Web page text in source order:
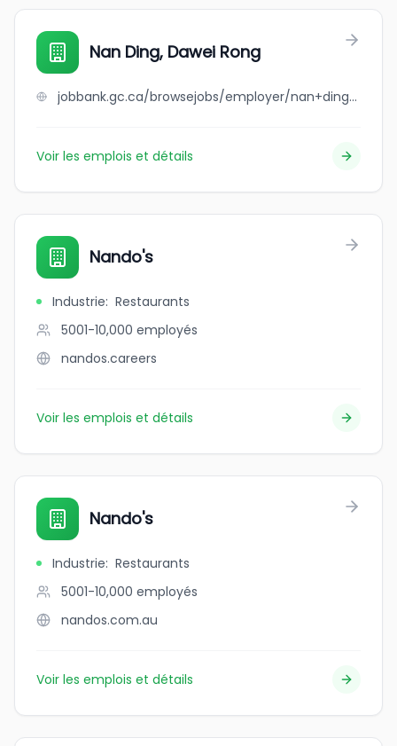
Nan Ding, Dawei Rong
jobbank.gc.ca/browsejobs/employer/nan+ding%2C+dawei+rong/ca
Voir les emplois et détails
Nando's
Industrie: Restaurants
5001-10,000 employés
nandos.careers
Voir les emplois et détails
Nando's
Industrie: Restaurants
5001-10,000 employés
nandos.com.au
Voir les emplois et détails